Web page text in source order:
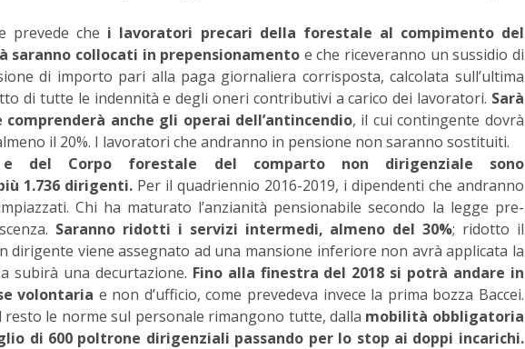
prevede che i lavoratori precari della forestale al compimento del
saranno collocati in prepensionamento e che riceveranno un sussidio di
di importo pari alla paga giornaliera corrisposta, calcolata sull’ultima
di tutte le indennità e degli oneri contributivi a carico dei lavoratori. Sarà
anche gli operai dell’antincendio, il cui contingente dovrà
il 20%. I lavoratori che andranno in pensione non saranno sostituiti.
del Corpo forestale del comparto non dirigenziale sono
1.736 dirigenti.Per il quadriennio 2016-2019, i dipendenti che andranno
Chi ha maturato l’anzianità pensionabile secondo la legge pre-
Saranno ridotti i servizi intermedi, almeno del 30%; ridotto il
dirigente viene assegnato ad una mansione inferiore non avrà applicata la
subirà una decurtazione. Fino alla finestra del 2018 si potrà andare in
volontaria e non d’ufficio, come prevedeva invece la prima bozza Baccei.
resto le norme sul personale rimangono tutte, dalla mobilità obbligatoria
di 600 poltrone dirigenziali passando per lo stop ai doppi incarichi.